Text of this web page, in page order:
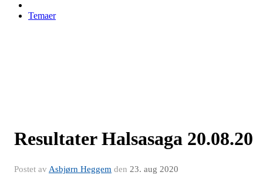
Temaer
Resultater Halsasaga 20.08.20
Postet av Asbjørn Heggem den 23. aug 2020